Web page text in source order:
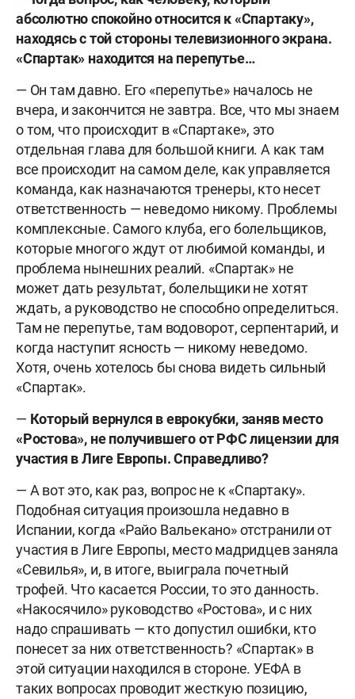
абсолютно спокойно относится к «Спартаку»,
находясь с той стороны телевизионного экрана.
«Спартак» находится на перепутье…
— Он там давно. Его «перепутье» началось не
вчера, и закончится не завтра. Все, что мы знаем
о том, что происходит в «Спартаке», это
отдельная глава для большой книги. А как там
все происходит на самом деле, как управляется
команда, как назначаются тренеры, кто несет
ответственность — неведомо никому. Проблемы
комплексные. Самого клуба, его болельщиков,
которые многого ждут от любимой команды, и
проблема нынешних реалий. «Спартак» не
может дать результат, болельщики не хотят
ждать, а руководство не способно определиться.
Там не перепутье, там водоворот, серпентарий, и
когда наступит ясность — никому неведомо.
Хотя, очень хотелось бы снова видеть сильный
«Спартак».
— Который вернулся в еврокубки, заняв место
«Ростова», не получившего от РФС лицензии для
участия в Лиге Европы. Справедливо?
— А вот это, как раз, вопрос не к «Спартаку».
Подобная ситуация произошла недавно в
Испании, когда «Райо Вальекано» отстранили от
участия в Лиге Европы, место мадридцев заняла
«Севилья», и, в итоге, выиграла почетный
трофей. Что касается России, то это данность.
«Накосячило» руководство «Ростова», и с них
надо спрашивать — кто допустил ошибки, кто
понесет за них ответственность? «Спартак» в
этой ситуации находился в стороне. УЕФА в
таких вопросах проводит жесткую позицию,